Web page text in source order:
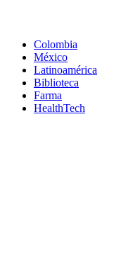
Colombia
México
Latinoamérica
Biblioteca
Farma
HealthTech